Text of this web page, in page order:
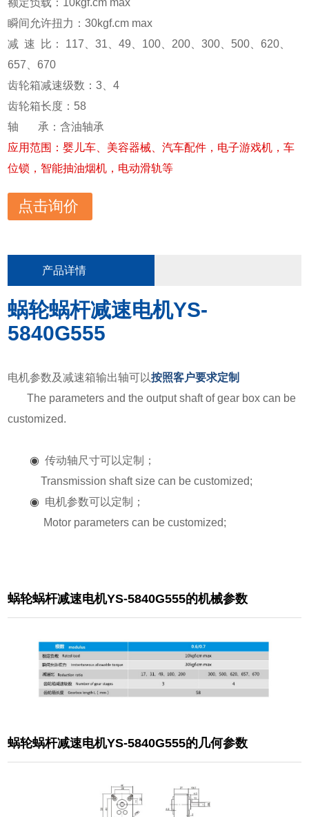
额定负载：10kgf.cm max
瞬间允许扭力：30kgf.cm max
减 速 比： 117、31、49、100、200、300、500、620、
657、670
齿轮箱减速级数：3、4
齿轮箱长度：58
轴 承：含油轴承
应用范围：婴儿车、美容器械、汽车配件，电子游戏机，车
位锁，智能抽油烟机，电动滑轨等
点击询价
产品详情
蜗轮蜗杆减速电机YS-
5840G555
电机参数及减速箱输出轴可以按照客户要求定制
The parameters and the output shaft of gear box can be
customized.
◉传动轴尺寸可以定制；
Transmission shaft size can be customized;
◉ 电机参数可以定制；
Motor parameters can be customized;
蜗轮蜗杆减速电机YS-5840G555的机械参数
蜗轮蜗杆减速电机YS-5840G555的几何参数